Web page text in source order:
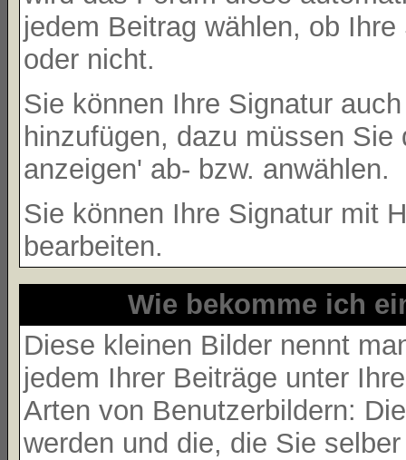
jedem Beitrag wählen, ob
oder nicht.
Sie können Ihre Signatur
hinzufügen, dazu müssen
anzeigen' ab- bzw. anwählen.
Sie können Ihre Signatur mit
bearbeiten.
Wie bekomme ich
Diese kleinen Bilder nennt
jedem Ihrer Beiträge unter
Arten von Benutzerbildern:
werden und die, die Sie